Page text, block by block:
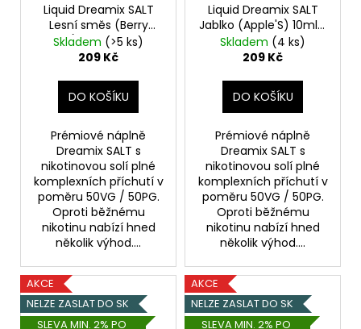
Liquid Dreamix SALT
Lesní směs (Berry
Mix'S) 10ml - 20mg
Skladem (>5 ks)
209 Kč
DO KOŠÍKU
Prémiové náplně
Dreamix SALT s
nikotinovou solí plné
komplexních příchutí v
poměru 50VG / 50PG.
Oproti běžnému
nikotinu nabízí hned
několik výhod....
Liquid Dreamix SALT
Jablko (Apple'S) 10ml -
20mg
Skladem (4 ks)
209 Kč
DO KOŠÍKU
Prémiové náplně
Dreamix SALT s
nikotinovou solí plné
komplexních příchutí v
poměru 50VG / 50PG.
Oproti běžnému
nikotinu nabízí hned
několik výhod....
AKCE
NELZE ZASLAT DO SK
SLEVA MIN. 2% PO
AKCE
NELZE ZASLAT DO SK
SLEVA MIN. 2% PO